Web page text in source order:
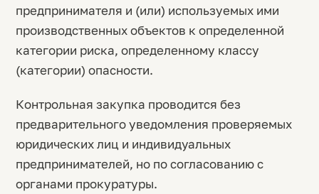
предпринимателя и (или) используемых ими
производственных объектов к определенной
категории риска, определенному классу
(категории) опасности.
Контрольная закупка проводится без
предварительного уведомления проверяемых
юридических лиц и индивидуальных
предпринимателей, но по согласованию с
органами прокуратуры.